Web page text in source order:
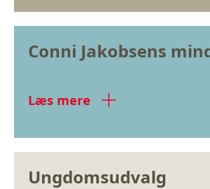
Conni Jakobsens
Læs mere
Ungdomsudvalg